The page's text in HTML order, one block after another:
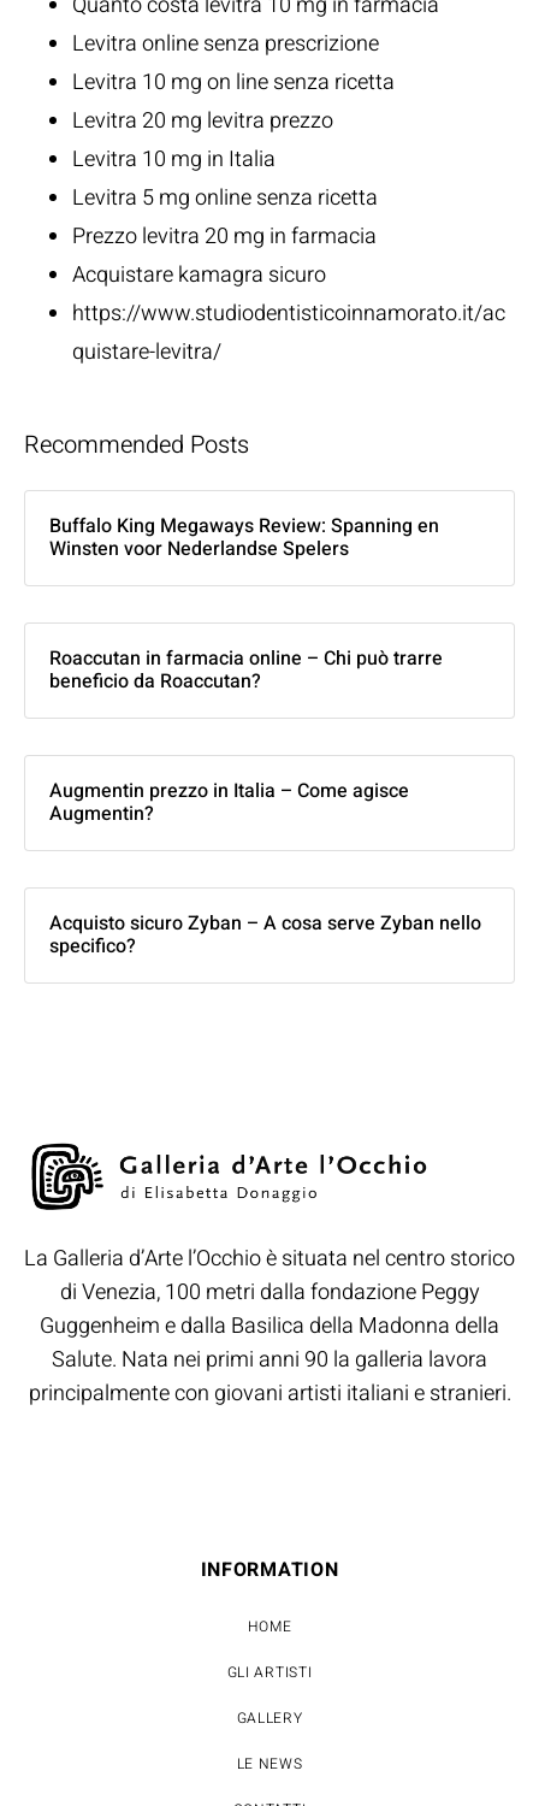
Levitra online senza prescrizione
Levitra 10 mg on line senza ricetta
Levitra 20 mg levitra prezzo
Levitra 10 mg in Italia
Levitra 5 mg online senza ricetta
Prezzo levitra 20 mg in farmacia
Acquistare kamagra sicuro
https://www.studiodentisticoinnamorato.it/ac
quistare-levitra/
Recommended Posts
Buffalo King Megaways Review: Spanning en
Winsten voor Nederlandse Spelers
Roaccutan in farmacia online – Chi può trarre
beneficio da Roaccutan?
Augmentin prezzo in Italia – Come agisce
Augmentin?
Acquisto sicuro Zyban – A cosa serve Zyban nello
specifico?
La Galleria d’Arte l’Occhio è situata nel centro storico
di Venezia, 100 metri dalla fondazione Peggy
Guggenheim e dalla Basilica della Madonna della
Salute. Nata nei primi anni 90 la galleria lavora
principalmente con giovani artisti italiani e stranieri.
INFORMATION
HOME
GLI ARTISTI
GALLERY
LE NEWS